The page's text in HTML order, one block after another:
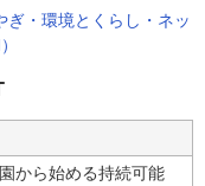
・環境とくらし・ネッ
から始める持続可能